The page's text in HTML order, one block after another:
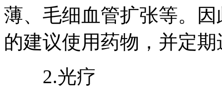
薄、毛细血管扩张等。
的建议使用药物，并定
2.光疗